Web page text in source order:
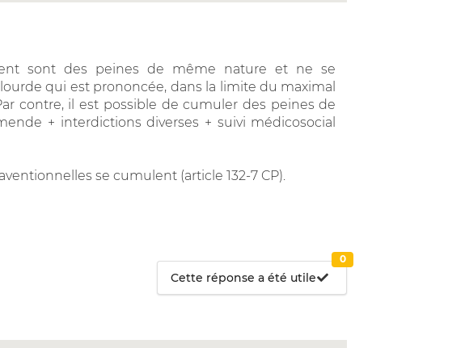
sont des peines de même nature et ne se
qui est prononcée, dans la limite du maximal
contre, il est possible de cumuler des peines de
+ interdictions diverses + suivi médicosocial
se cumulent (article 132-7 CP).
Cette réponse a été utile
0